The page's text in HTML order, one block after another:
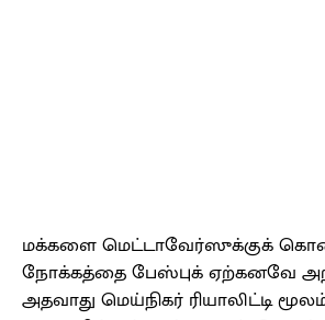
மக்களை மெட்டாவேர்ஸுக்குக்
நோக்கத்தை பேஸ்புக் ஏற்கனவே
அதவாது மெய்நிகர் ரியாலிட்டி